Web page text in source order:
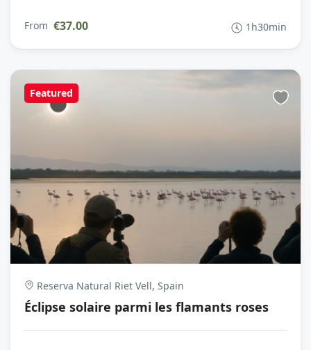
From €37.00 1h30min
Featured
Reserva Natural Riet Vell, Spain
Éclipse solaire parmi les flamants roses